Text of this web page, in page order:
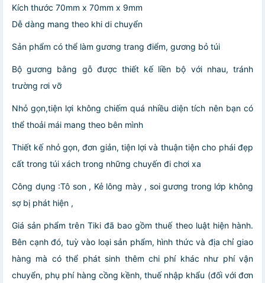
Kích thước 70mm x 70mm x 9mm
Dễ dàng mang theo khi di chuyển
Sản phẩm có thể làm gương trang điểm, gương bỏ túi
Bộ gương bằng gỗ được thiết kế liền bộ với nhau, tránh
trường rơi vỡ
Nhỏ gọn,tiện lợi không chiếm quá nhiều diện tích nên bạn có
thể thoải mái mang theo bên mình
Thiết kế nhỏ gọn, đơn giản, tiện lợi và thuận tiện cho phái đẹp
cất trong túi xách trong những chuyến đi chơi xa
Công dụng :Tô son , Kẻ lông mày , soi gương trong lớp không
sợ bị phát hiện ,
Giá sản phẩm trên Tiki đã bao gồm thuế theo luật hiện hành.
Bên cạnh đó, tuỳ vào loại sản phẩm, hình thức và địa chỉ giao
hàng mà có thể phát sinh thêm chi phí khác như phí vận
chuyển, phụ phí hàng cồng kềnh, thuế nhập khẩu (đối với đơn